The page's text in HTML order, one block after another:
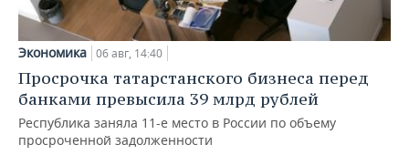
Экономика 06 авг, 14:40
Просрочка татарстанского бизнеса перед
банками превысила 39 млрд рублей
Республика заняла 11-е место в России по объему
просроченной задолженности